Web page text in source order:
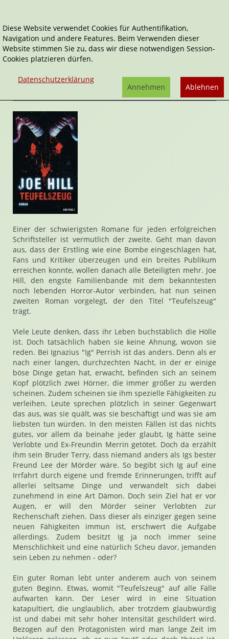
Home Belletristik Teufelszeug
Teufelszeug
Rezension von Stefan Cernohuby | 27. Januar 2011
Einer der schwierigsten Romane für jeden erfolgreichen
Schriftsteller ist vermutlich der zweite. Geht man davon
aus, dass der Erstling wie eine Bombe eingeschlagen hat,
Fans und Kritiker überzeugen und ein breites Publikum
erreichen konnte, wollen danach alle Beteiligten mehr. Joe
Hill, den engste Familienbande mit dem bekanntesten
noch lebenden Horror-Autor verbinden, hat nun seinen
zweiten Roman vorgelegt, der den Titel "Teufelszeug"
trägt.
Viele Leute denken, dass ihr Leben buchstäblich die Hölle
ist. Doch tatsächlich haben sie keine Ahnung, wovon sie
reden. Bei Ignazius "Ig" Perrish ist das anders. Denn als er
nach einer langen, durchzechten Nacht, in der er einige
böse Dinge getan hat, erwacht, befinden sich an seinem
Kopf plötzlich zwei Hörner, die immer größer zu werden
scheinen. Zudem scheinen sie ihm spezielle Fähigkeiten zu
verleihen. Leute sprechen plötzlich in seiner Gegenwart
das aus, was sie quält, was sie beschäftigt und was sie am
liebsten tun würden. In den meisten Fällen ist das nichts
gutes, vor allem da beinahe jeder glaubt, Ig hätte seine
Verlobte und Ex-Freundin Merrin getötet. Doch da erzählt
ihm sein Bruder Terry, dass niemand anders als Igs bester
Freund Lee der Mörder wäre. So begibt sich Ig auf eine
Irrfahrt durch eigene und fremde Erinnerungen, trifft auf
allerlei seltsame Dinge und verwandelt sich dabei
zunehmend in eine Art Dämon. Doch sein Ziel hat er vor
Augen, er will den Mörder seiner Verlobten zur
Rechenschaft ziehen. Dass dieser als einziger gegen seine
neuen Fähigkeiten immun ist, erschwert die Aufgabe
allerdings. Zudem besitzt Ig ja noch immer seine
Menschlichkeit und eine natürlich Scheu davor, jemanden
sein Leben zu nehmen - oder?
Ein guter Roman lebt unter anderem auch von seinem
guten Beginn. Etwas, womit "Teufelszeug" auf alle Fälle
aufwarten kann. Der Leser wird in eine Situation
katapultiert, die unglaublich, aber trotzdem glaubwürdig
ist und dabei mit sehr hoher Intensität geschildert wird.
Bezogen auf den Protagonisten wird man lange Zeit im
Diese Website verwendet Cookies für Authentifikation,
Navigation und andere Features. Beim Verwenden dieser
Website stimmen Sie zu, dass wir diese notwendigen Session-
Cookies platzieren dürfen.
Datenschutzerklärung
Ablehnen
Annehmen